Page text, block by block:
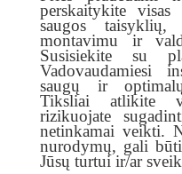
perskaitykite
saugos
montavimu ir
Susisiekite su
Vadovaudamiesi
saugų ir
Tiksliai atlikite
rizikuojate
netinkamai veikti.
nurodymų, gali
Jūsų turtui ir/ar